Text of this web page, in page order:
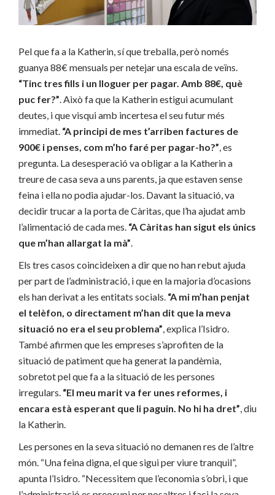
Pel que fa a la Katherin, sí que treballa, però només
guanya 88€ mensuals per netejar una escala de veïns.
“Tinc tres fills i un lloguer per pagar. Amb 88€, què
puc fer?”. Això fa que la Katherin estigui acumulant
deutes, i que visqui amb incertesa el seu futur més
immediat. “A principi de mes t’arriben factures de
900€ i penses, com m’ho faré per pagar-ho?”, es
pregunta. La desesperació va obligar a la Katherin a
treure de casa seva a uns parents, ja que estaven sense
feina i ella no podia ajudar-los. Davant la situació, va
decidir trucar a la porta de Càritas, que l’ha ajudat amb
l’alimentació de cada mes. “A Càritas han sigut els únics
que m’han allargat la mà”.
Els tres casos coincideixen a dir que no han rebut ajuda
per part de l’administració, i que en la majoria d’ocasions
els han derivat a les entitats socials. “A mi m’han penjat
el telèfon, o directament m’han dit que la meva
situació no era el seu problema”, explica l’Isidro.
També afirmen que les empreses s’aprofiten de la
situació de patiment que ha generat la pandèmia,
sobretot pel que fa a la situació de les persones
irregulars. “El meu marit va fer unes reformes, i
encara està esperant que li paguin. No hi ha dret”, diu
la Katherin.
Les persones en la seva situació no demanen res de l’altre
món. “Una feina digna, el que sigui per viure tranquil”,
apunta l’Isidro. “Necessitem que l’economia s’obri, i que